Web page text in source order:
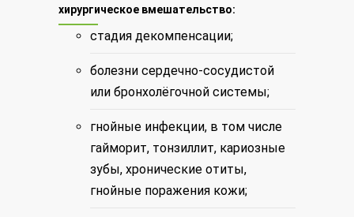
хирургическое вмешательство:
стадия декомпенсации;
болезни сердечно-сосудистой
или бронхолёгочной системы;
гнойные инфекции, в том числе
гайморит, тонзиллит, кариозные
зубы, хронические отиты,
гнойные поражения кожи;